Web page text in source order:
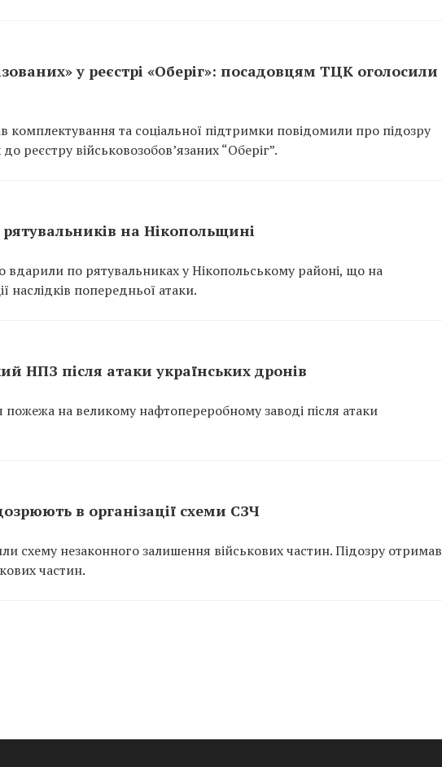
у реєстрі «Оберіг»: посадовцям ТЦК оголосили
комплектування та соціальної підтримки повідомили про підозру
реєстру військовозобов’язаних “Оберіг”.
на Нікопольщині
вдарили по рятувальниках у Нікопольському районі, що на
наслідків попередньої атаки.
НПЗ після атаки українських дронів
пожежа на великому нафтопереробному заводі після атаки
в організації схеми СЗЧ
схему незаконного залишення військових частин. Підозру отримав
частин.